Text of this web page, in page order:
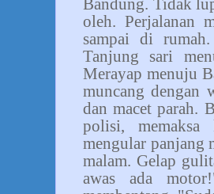
Bandung. Tidak
oleh. Perjalanan
sampai di
Tanjung sari
Merayap menuju
muncang dengan
dan macet parah.
polisi,
mengular panjang
malam. Gelap
awas ada